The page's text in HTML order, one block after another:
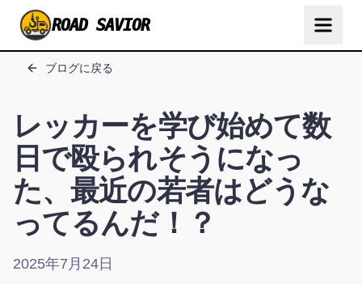
ROAD SAVIOR
ブログに戻る
レッカーを学び始めて数
日で殴られそうになっ
た、最近の若者はどうな
ってるんだ！？
2025年7月24日